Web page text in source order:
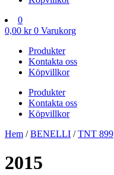
0
0,00 kr 0 Varukorg
Produkter
Kontakta oss
Köpvillkor
Produkter
Kontakta oss
Köpvillkor
Hem /BENELLI /TNT 899
2015